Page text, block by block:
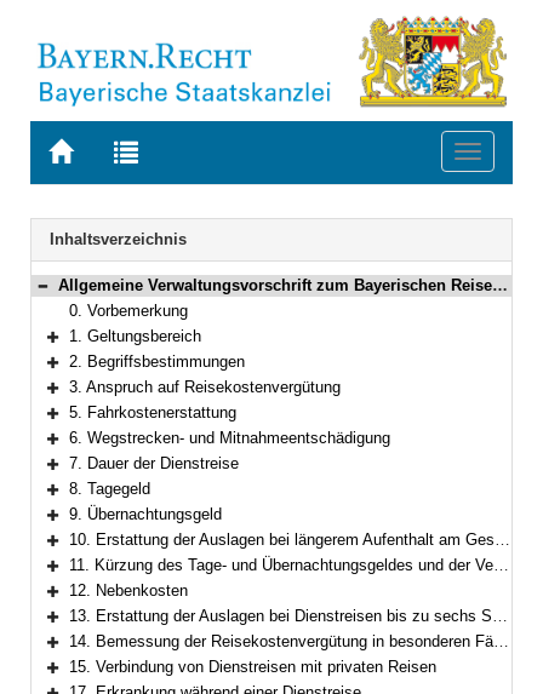
Zur
BAYERN.RECHT
Zur
letzten
Suche
Toggle
Navigation
Inhaltsverzeichnis
Bereich reduzieren
Allgemeine Verwaltungsvorschrift zum Bayerischen Reisekostengesetz
0. Vorbemerkung
Bereich erweitern
1. Geltungsbereich
Bereich erweitern
2. Begriffsbestimmungen
Bereich erweitern
3. Anspruch auf Reisekostenvergütung
Bereich erweitern
5. Fahrkostenerstattung
Bereich erweitern
6. Wegstrecken- und Mitnahmeentschädigung
Bereich erweitern
7. Dauer der Dienstreise
Bereich erweitern
8. Tagegeld
Bereich erweitern
9. Übernachtungsgeld
Bereich erweitern
10. Erstattung der Auslagen bei längerem Aufenthalt am Geschäftsort
Bereich erweitern
11. Kürzung des Tage- und Übernachtungsgeldes und der Vergütung nach Art. 10 Abs. 1 BayRKG
Bereich erweitern
12. Nebenkosten
Bereich erweitern
13. Erstattung der Auslagen bei Dienstreisen bis zu sechs Stunden Dauer und bei Dienstgängen
Bereich erweitern
14. Bemessung der Reisekostenvergütung in besonderen Fällen
Bereich erweitern
15. Verbindung von Dienstreisen mit privaten Reisen